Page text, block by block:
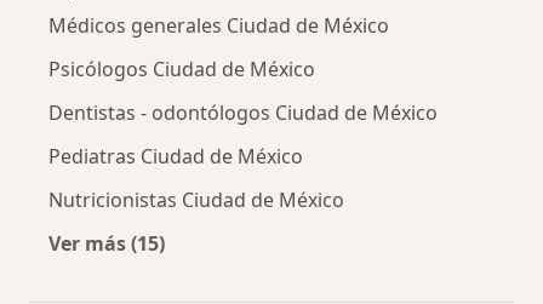
Médicos generales Ciudad de México
Psicólogos Ciudad de México
Dentistas - odontólogos Ciudad de México
Pediatras Ciudad de México
Nutricionistas Ciudad de México
Ver más (15)